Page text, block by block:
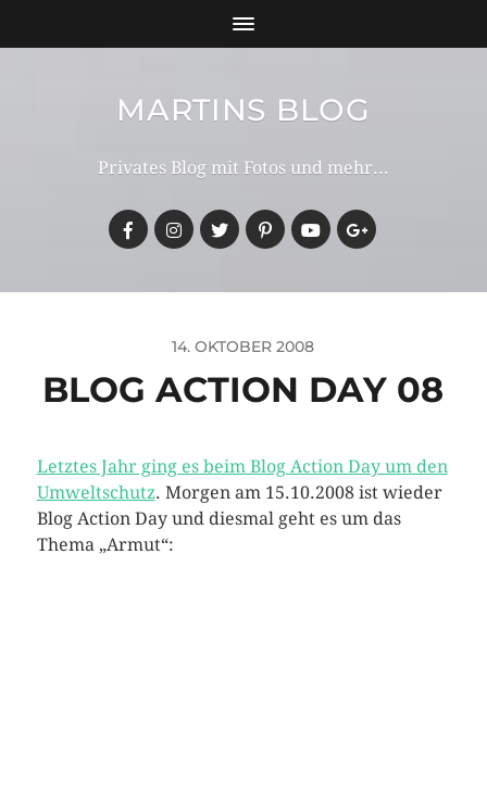
MARTINS BLOG
Privates Blog mit Fotos und mehr...
14. OKTOBER 2008
BLOG ACTION DAY 08
Letztes Jahr ging es beim Blog Action Day um den
Umweltschutz. Morgen am 15.10.2008 ist wieder
Blog Action Day und diesmal geht es um das
Thema „Armut“: